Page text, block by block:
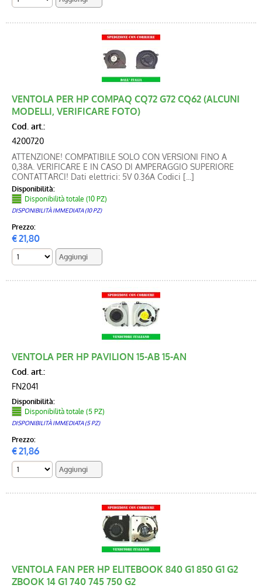
VENTOLA PER HP COMPAQ CQ72 G72 CQ62 (ALCUNI
MODELLI, VERIFICARE FOTO)
Cod. art.:
4200720
ATTENZIONE! COMPATIBILE SOLO CON VERSIONI FINO A
0,38A. VERIFICARE E IN CASO DI AMPERAGGIO SUPERIORE
CONTATTARCI! Dati elettrici: 5V 0.36A Codici [...]
Disponibilità:
Disponibilità totale (10 PZ)
DISPONIBILITÀ IMMEDIATA (10 PZ)
Prezzo:
€21,80
VENTOLA PER HP PAVILION 15-AB 15-AN
Cod. art.:
FN2041
Disponibilità:
Disponibilità totale (5 PZ)
DISPONIBILITÀ IMMEDIATA (5 PZ)
Prezzo:
€21,86
VENTOLA FAN PER HP ELITEBOOK 840 G1 850 G1 G2
ZBOOK 14 G1 740 745 750 G2